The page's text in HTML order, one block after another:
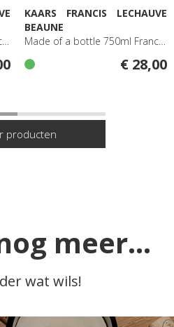
Made of a bottle 750ml Francis Lechauve Monthelie 1er Cru
KAARS FRANCIS LECHAUVE
BEAUNE
Made of a bottle 750ml Francis Lechauve Beaune
€ 28,00
meer...
wat wils!